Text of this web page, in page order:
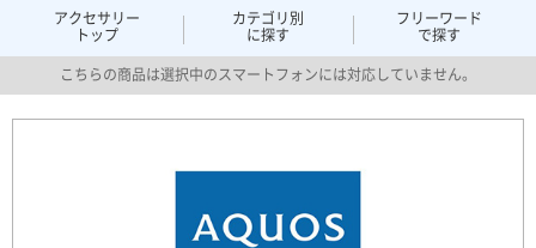
アクセサリー
トップ
カテゴリ別
に探す
フリーワード
で探す
こちらの商品は選択中のスマートフォンには対応していません。